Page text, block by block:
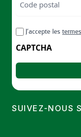
postal
postal
RGPDJ’accepte les
CAPTCHA
SUIVEZ-NOUS